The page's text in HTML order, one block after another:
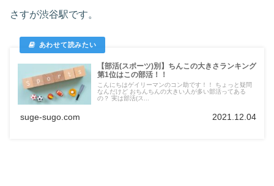
さすが渋谷駅です。
【部活(スポーツ)別】ちんこの大きさランキング
第1位はこの部活！！
こんにちはゲイリーマンのコン助です！！ ちょっと疑問
なんだけど おちんちんの大きい人が多い部活ってある
の？ 実は部活(ス...
suge-sugo.com 2021.12.04